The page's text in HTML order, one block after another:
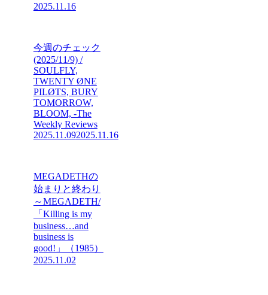
2025.11.16
今週のチェック
(2025/11/9) /
SOULFLY,
TWENTY ØNE
PILØTS, BURY
TOMORROW,
BLOOM, -The
Weekly Reviews
2025.11.092025.11.16
MEGADETHの
始まりと終わり
～MEGADETH/
「Killing is my
business…and
business is
good!」（1985）
2025.11.02